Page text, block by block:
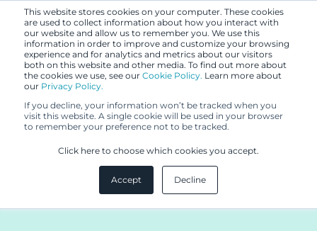
This website stores cookies on your computer. These cookies
are used to collect information about how you interact with
our website and allow us to remember you. We use this
information in order to improve and customize your browsing
experience and for analytics and metrics about our visitors
both on this website and other media. To find out more about
the cookies we use, see our Cookie Policy. Learn more about
our Privacy Policy.
If you decline, your information won’t be tracked when you
visit this website. A single cookie will be used in your browser
to remember your preference not to be tracked.
Click here to choose which cookies you accept.
Accept Decline
Tunnista patenttisalkkusi kaupallinen potentiaali